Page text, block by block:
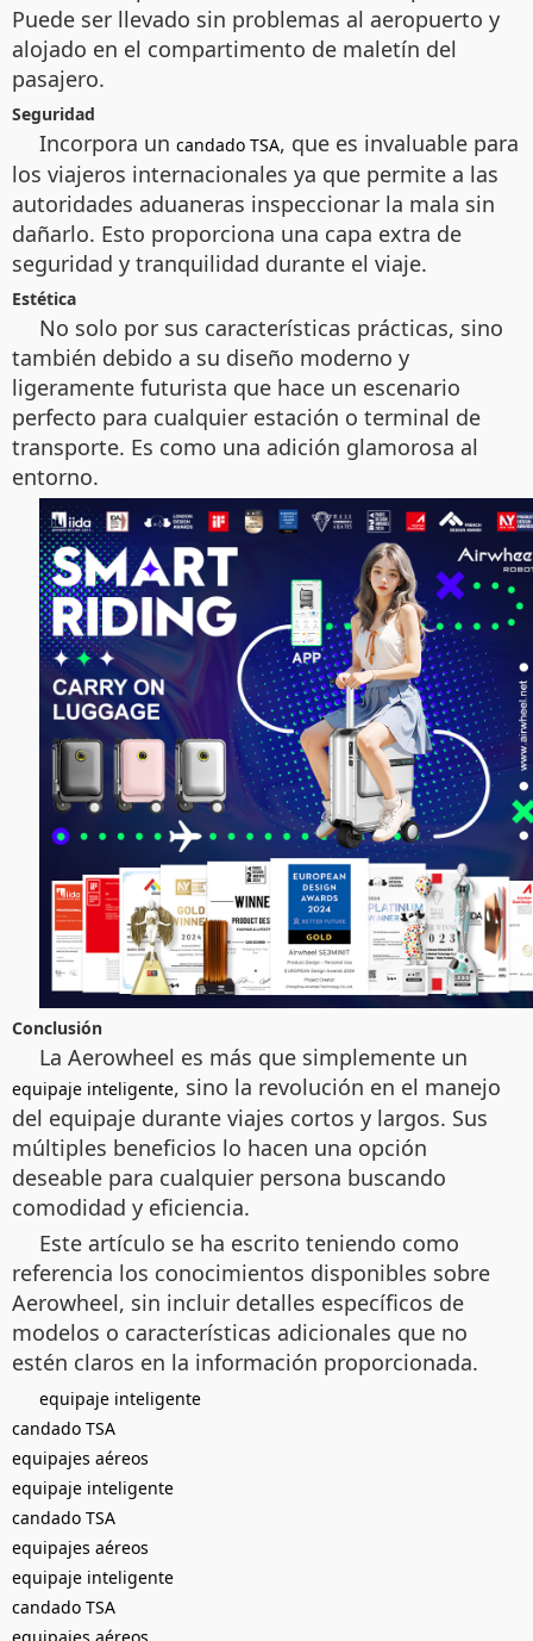
Puede ser llevado sin problemas al aeropuerto y
alojado en el compartimento de maletín del
pasajero.
Seguridad
Incorpora un candado TSA, que es invaluable para
los viajeros internacionales ya que permite a las
autoridades aduaneras inspeccionar la mala sin
dañarlo. Esto proporciona una capa extra de
seguridad y tranquilidad durante el viaje.
Estética
No solo por sus características prácticas, sino
también debido a su diseño moderno y
ligeramente futurista que hace un escenario
perfecto para cualquier estación o terminal de
transporte. Es como una adición glamorosa al
entorno.
Conclusión
La Aerowheel es más que simplemente un
equipaje inteligente, sino la revolución en el manejo
del equipaje durante viajes cortos y largos. Sus
múltiples beneficios lo hacen una opción
deseable para cualquier persona buscando
comodidad y eficiencia.
Este artículo se ha escrito teniendo como
referencia los conocimientos disponibles sobre
Aerowheel, sin incluir detalles específicos de
modelos o características adicionales que no
estén claros en la información proporcionada.
equipaje inteligente
candado TSA
equipajes aéreos
equipaje inteligente
candado TSA
equipajes aéreos
equipaje inteligente
candado TSA